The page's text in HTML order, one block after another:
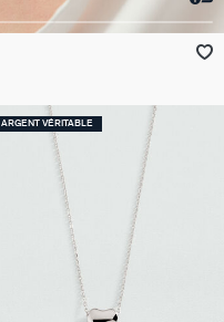
ARGENT VÉRITABLE